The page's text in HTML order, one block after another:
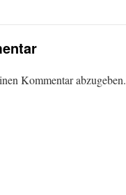
Kommentar abzugeben.